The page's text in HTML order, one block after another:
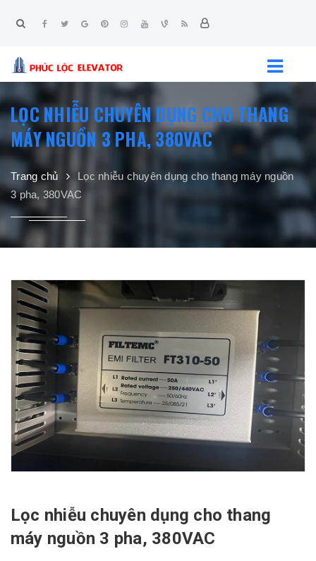
LỌC NHIỄU CHUYÊN DỤNG CHO THANG
MÁY NGUỒN 3 PHA, 380VAC
Trang chủ
Lọc nhiễu chuyên dụng cho thang máy nguồn
3 pha, 380VAC
Lọc nhiễu chuyên dụng cho thang
máy nguồn 3 pha, 380VAC